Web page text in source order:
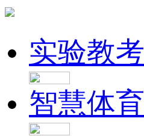
实验教考
智慧体育